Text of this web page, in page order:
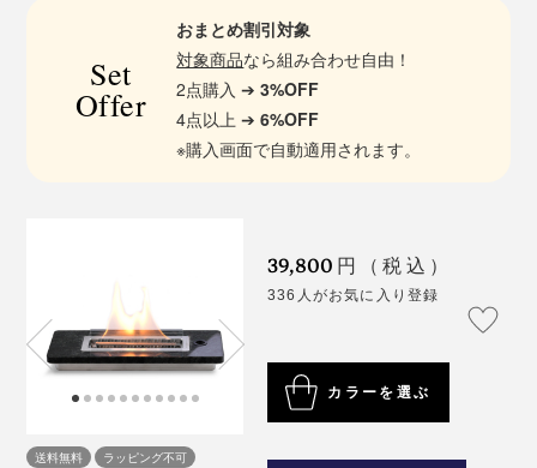
Set
Offer
おまとめ割引対象
対象商品なら組み合わせ自由！
2点購入 ➔3%OFF
4点以上 ➔6%OFF
※購入画面で自動適用されます。
送料無料
ラッピング不可
39,800 円（税込）
336人がお気に入り登録
カラーを選ぶ